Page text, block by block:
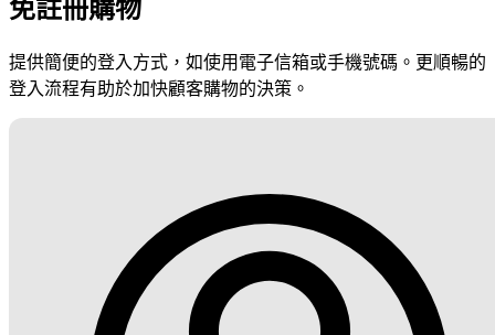
免註冊購物
提供簡便的登入方式，如使用電子信箱或手機號碼。更順暢的
登入流程有助於加快顧客購物的決策。